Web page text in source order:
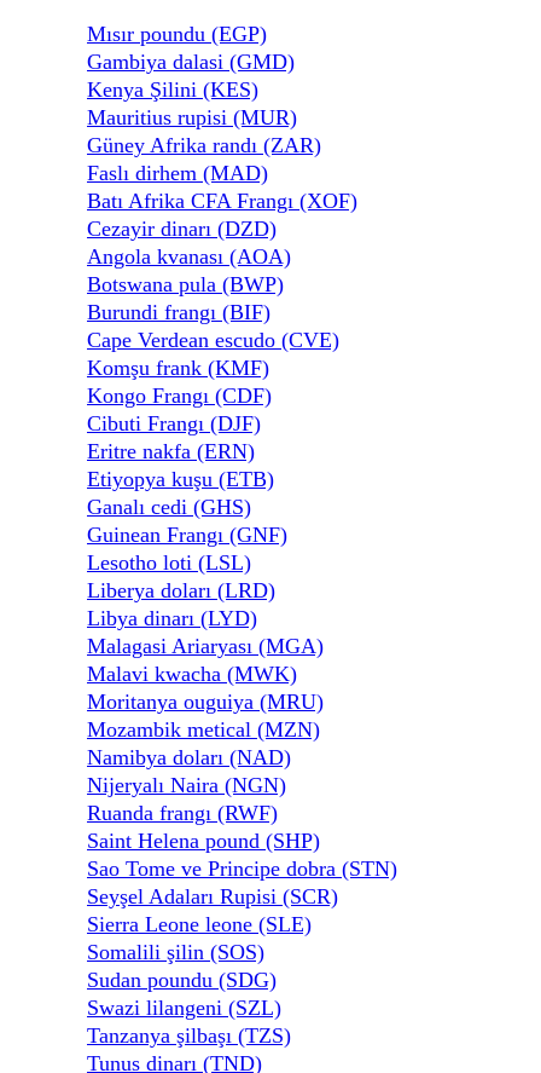
Mısır poundu (EGP)
Gambiya dalasi (GMD)
Kenya Şilini (KES)
Mauritius rupisi (MUR)
Güney Afrika randı (ZAR)
Faslı dirhem (MAD)
Batı Afrika CFA Frangı (XOF)
Cezayir dinarı (DZD)
Angola kvanası (AOA)
Botswana pula (BWP)
Burundi frangı (BIF)
Cape Verdean escudo (CVE)
Komşu frank (KMF)
Kongo Frangı (CDF)
Cibuti Frangı (DJF)
Eritre nakfa (ERN)
Etiyopya kuşu (ETB)
Ganalı cedi (GHS)
Guinean Frangı (GNF)
Lesotho loti (LSL)
Liberya doları (LRD)
Libya dinarı (LYD)
Malagasi Ariaryası (MGA)
Malavi kwacha (MWK)
Moritanya ouguiya (MRU)
Mozambik metical (MZN)
Namibya doları (NAD)
Nijeryalı Naira (NGN)
Ruanda frangı (RWF)
Saint Helena pound (SHP)
Sao Tome ve Principe dobra (STN)
Seyşel Adaları Rupisi (SCR)
Sierra Leone leone (SLE)
Somalili şilin (SOS)
Sudan poundu (SDG)
Swazi lilangeni (SZL)
Tanzanya şilbaşı (TZS)
Tunus dinarı (TND)